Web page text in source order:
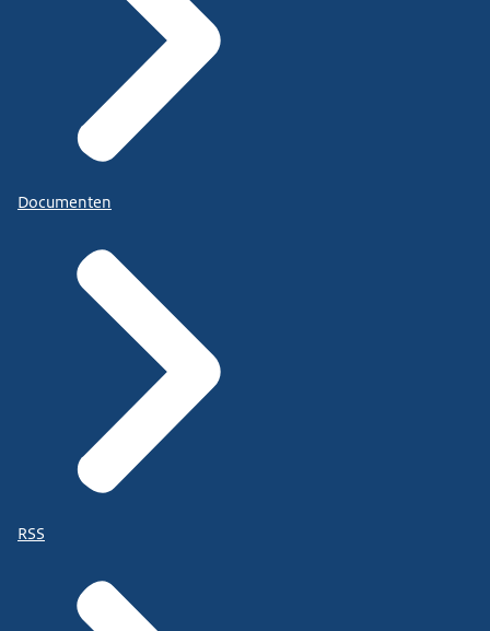
Documenten
RSS